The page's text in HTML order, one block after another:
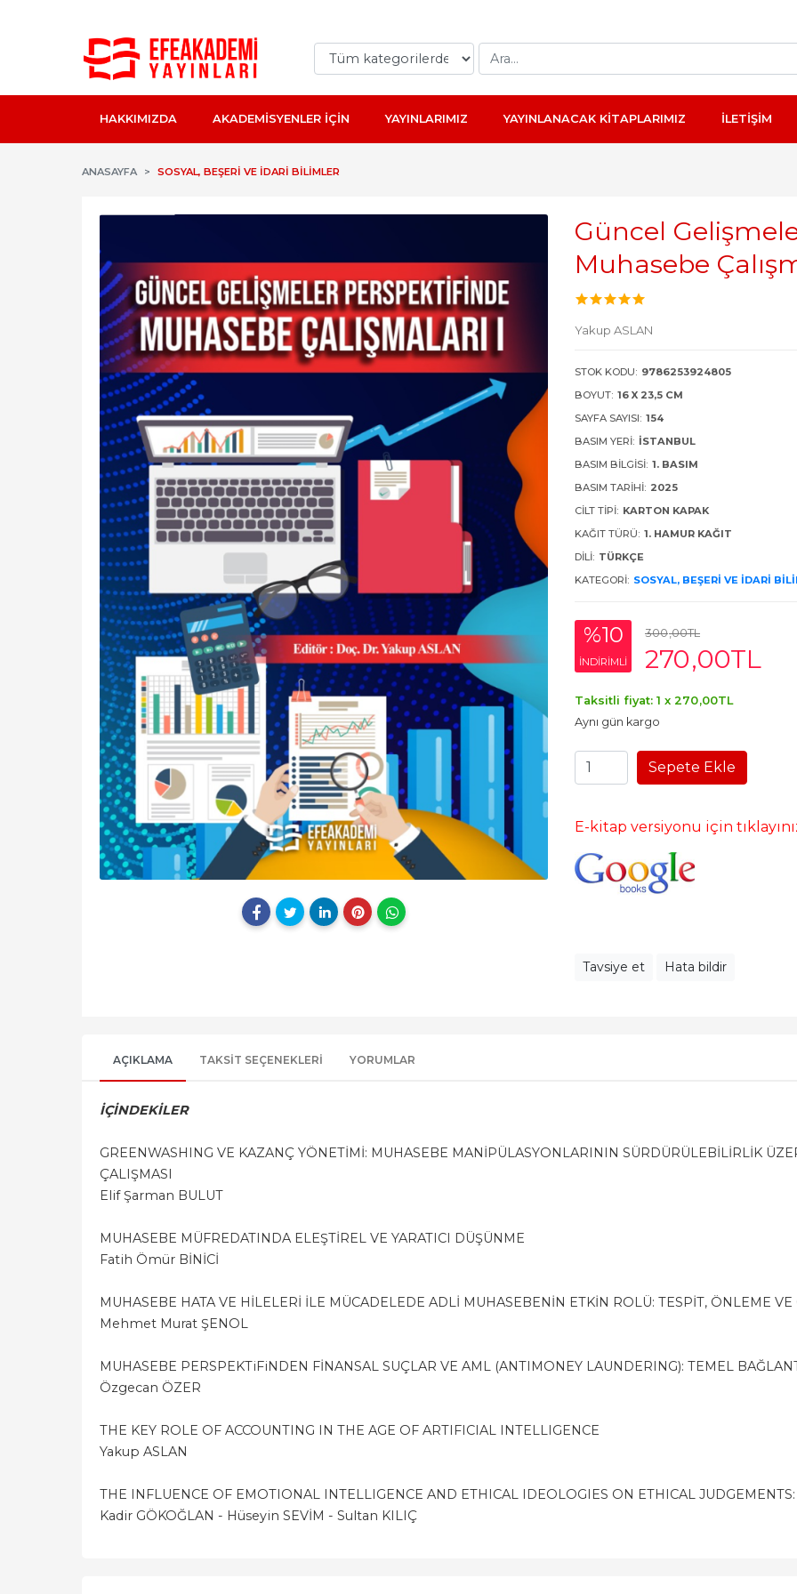
HAKKIMIZDA AKADEMİSYENLER İÇİN YAYINLARIMIZ YAYINLANACAK KİTAPLARIMIZ İLETİŞİM
ANASAYFA SOSYAL, BEŞERI VE İDARI BILIMLER
Güncel
Muhasebe
Yakup ASLAN
STOK KODU: 9786253924805
BOYUT: 16 X 23,5 CM
SAYFA SAYISI: 154
BASIM YERI: İSTANBUL
BASIM BILGISI: 1. BASIM
BASIM TARIHI: 2025
CILT TIPI: KARTON KAPAK
KAĞIT TÜRÜ: 1. HAMUR KAĞIT
DILI: TÜRKÇE
KATEGORI: SOSYAL, BEŞERI VE İDARI
%10
INDIRIMLI
300,00TL
270,00TL
Taksitli fiyat: 1 x 270,00TL
Aynı gün kargo
Sepete Ekle
E-kitap versiyonu için
Tavsiye et Hata bildir
AÇIKLAMA TAKSIT SEÇENEKLERI YORUMLAR
İÇİNDEKİLER
GREENWASHING VE KAZANÇ YÖNETİMİ: MUHASEBE MANİPÜLASYONLARININ SÜRDÜRÜLEBİLİRLİK
ÇALIŞMASI
Elif Şarman BULUT
MUHASEBE MÜFREDATINDA ELEŞTİREL VE YARATICI DÜŞÜNME
Fatih Ömür BİNİCİ
MUHASEBE HATA VE HİLELERİ İLE MÜCADELEDE ADLİ MUHASEBENİN ETKİN ROLÜ: TESPİT, ÖNLEME VE
Mehmet Murat ŞENOL
MUHASEBE PERSPEKTiFiNDEN FİNANSAL SUÇLAR VE AML (ANTIMONEY LAUNDERING): TEMEL
Özgecan ÖZER
THE KEY ROLE OF ACCOUNTING IN THE AGE OF ARTIFICIAL INTELLIGENCE
Yakup ASLAN
THE INFLUENCE OF EMOTIONAL INTELLIGENCE AND ETHICAL IDEOLOGIES ON ETHICAL
Kadir GÖKOĞLAN - Hüseyin SEVİM - Sultan KILIÇ